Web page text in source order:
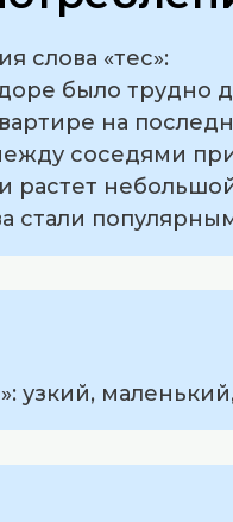
слова «тес»:
было трудно
на
соседями
растет
стали
узкий,